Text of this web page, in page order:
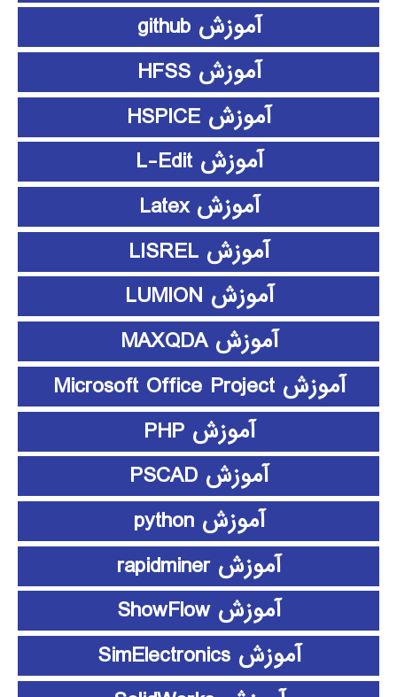
آموزش github
آموزش HFSS
آموزش HSPICE
آموزش L-Edit
آموزش Latex
آموزش LISREL
آموزش LUMION
آموزش MAXQDA
آموزش Microsoft Office Project
آموزش PHP
آموزش PSCAD
آموزش python
آموزش rapidminer
آموزش ShowFlow
آموزش SimElectronics